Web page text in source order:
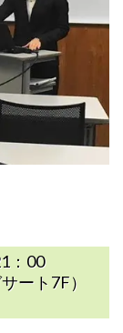
：00
ート7F）